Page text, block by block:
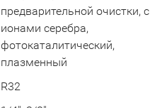
предварительной очистки, с
ионами серебра,
фотокаталитический,
плазменный
R32